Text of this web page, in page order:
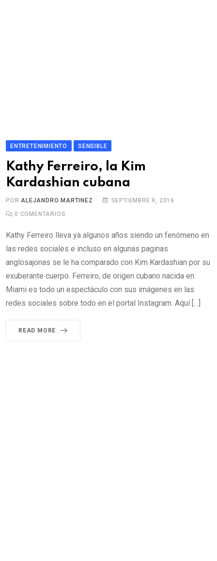
ENTRETENIMIENTO SENSIBLE
Kathy Ferreiro, la Kim
Kardashian cubana
POR ALEJANDRO MARTINEZ
SEPTIEMBRE 9, 2016
0 COMENTARIOS
Kathy Ferreiro lleva ya algunos años siendo un fenómeno en
las redes sociales e incluso en algunas paginas
anglosajonas se le ha comparado con Kim Kardashian por su
exuberante cuerpo. Ferreiro, de origen cubano nacida en
Miami es todo un espectáculo con sus imágenes en las
redes sociales sobre todo en el portal Instagram. Aquí […]
READ MORE